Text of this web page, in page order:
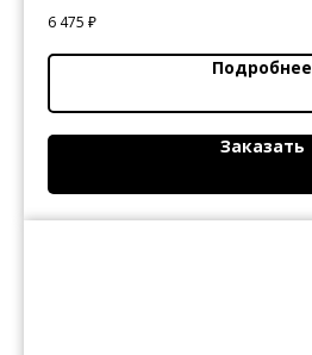
6 475 ₽
Подробнее
Заказать